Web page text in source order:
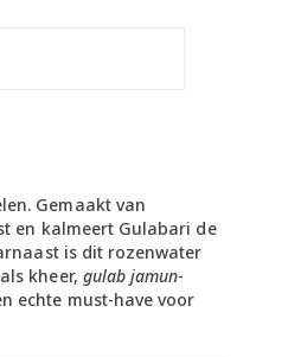
Gemaakt van
en kalmeert Gulabari de
is dit rozenwater
kheer, gulab jamun-
echte must-have voor